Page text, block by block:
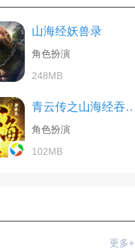
山海经妖兽录
角色扮演
248MB
青云传之山海经吞天异兽
角色扮演
102MB
更多+